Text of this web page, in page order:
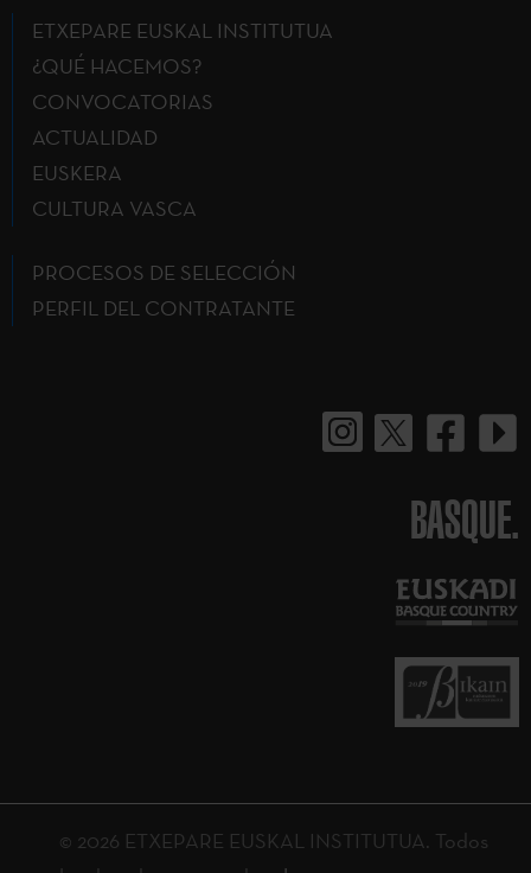
ETXEPARE EUSKAL INSTITUTUA
¿QUÉ HACEMOS?
CONVOCATORIAS
ACTUALIDAD
EUSKERA
CULTURA VASCA
PROCESOS DE SELECCIÓN
PERFIL DEL CONTRATANTE
BASQUE.
© 2026 ETXEPARE EUSKAL INSTITUTUA. Todos